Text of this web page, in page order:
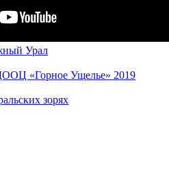
Урал
«Горное Ущелье» 2019
зорях